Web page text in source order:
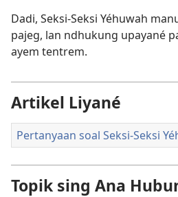
Dadi, Seksi-Seksi Yéhuwah
pajeg, lan ndhukung upayané
ayem tentrem.
Artikel Liyané
Pertanyaan soal Seksi-Seksi
Topik sing Ana